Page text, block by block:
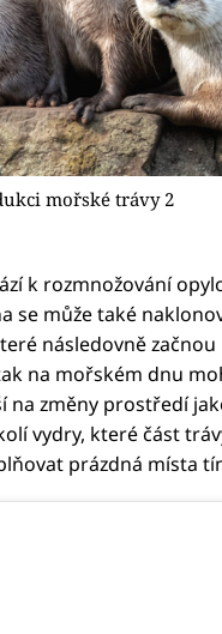
mořské trávy 2
k rozmnožování
se může také
následovně
na mořském dnu
na změny prostředí
vydry, které část
prázdná místa